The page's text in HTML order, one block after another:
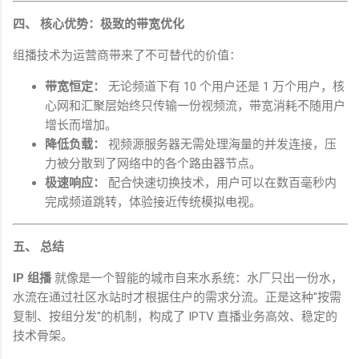
四、 核心优势：极致的带宽优化
组播技术为运营商带来了不可替代的价值：
带宽恒定： 无论频道下有 10 个用户还是 1 万个用户，核
心网和汇聚层始终只传输一份视频流，带宽消耗不随用户
增长而增加。
降低负载：
视频源服务器无需处理海量的并发连接，压
力被分散到了网络中的各个路由器节点。
极速响应：
配合快速切换技术，用户可以在数百毫秒内
完成频道跳转，体验接近传统模拟电视。
五、 总结
IP 组播就像是一个智能的城市自来水系统：水厂只出一份水，
水流在通过社区水站时才根据住户的需求分流。正是这种"按需
复制、按组分发"的机制，构成了 IPTV 直播业务高效、稳定的
技术骨架。